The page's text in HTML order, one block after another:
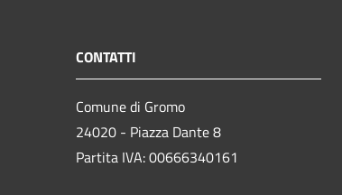
CONTATTI
Comune di Gromo
24020 - Piazza Dante 8
Partita IVA: 00666340161